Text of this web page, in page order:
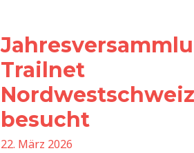
Trailnet
Nordwestschweiz
besucht
22. März 2026
Nordwestschweiz
besucht